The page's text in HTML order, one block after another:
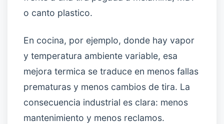
o canto plastico.
En cocina, por ejemplo, donde hay vapor
y temperatura ambiente variable, esa
mejora termica se traduce en menos fallas
prematuras y menos cambios de tira. La
consecuencia industrial es clara: menos
mantenimiento y menos reclamos.